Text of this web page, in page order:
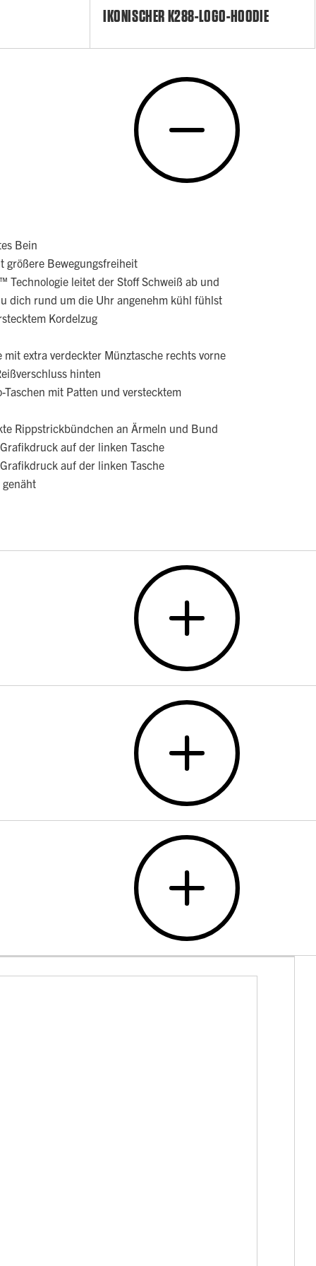
IKONISCHER K288-LOGO-HOODIE
Bein
größere Bewegungsfreiheit
Technologie leitet der Stoff Schweiß ab und
dich rund um die Uhr angenehm kühl fühlst
Kordelzug
mit extra verdeckter Münztasche rechts vorne
hinten
Taschen mit Patten und verstecktem
Rippstrickbündchen an Ärmeln und Bund
auf der linken Tasche
auf der linken Tasche
genäht